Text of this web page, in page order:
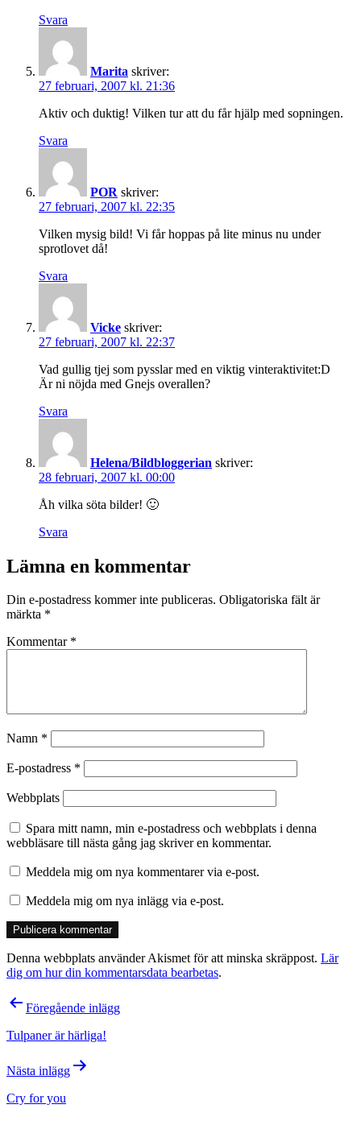
Svara
Marita skriver:
27 februari, 2007 kl. 21:36
Aktiv och duktig! Vilken tur att du får hjälp med sopningen.
Svara
POR skriver:
27 februari, 2007 kl. 22:35
Vilken mysig bild! Vi får hoppas på lite minus nu under
sprotlovet då!
Svara
Vicke skriver:
27 februari, 2007 kl. 22:37
Vad gullig tjej som pysslar med en viktig vinteraktivitet:D
Är ni nöjda med Gnejs overallen?
Svara
Helena/Bildbloggerian skriver:
28 februari, 2007 kl. 00:00
Åh vilka söta bilder! 🙂
Svara
Lämna en kommentar
Din e-postadress kommer inte publiceras. Obligatoriska fält är
märkta *
Kommentar *
Namn *
E-postadress *
Webbplats
Spara mitt namn, min e-postadress och webbplats i denna
webbläsare till nästa gång jag skriver en kommentar.
Meddela mig om nya kommentarer via e-post.
Meddela mig om nya inlägg via e-post.
Denna webbplats använder Akismet för att minska skräppost. Lär
dig om hur din kommentarsdata bearbetas.
Inläggsnavigering
Föregående inlägg
Tulpaner är härliga!
Nästa inlägg
Cry for you